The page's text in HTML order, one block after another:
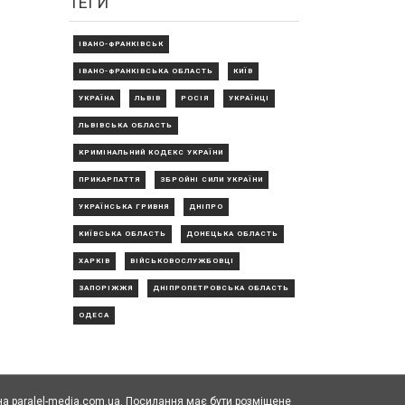
ІВАНО-ФРАНКІВСЬК
ІВАНО-ФРАНКІВСЬКА ОБЛАСТЬ КИЇВ
УКРАЇНА ЛЬВІВ РОСІЯ УКРАЇНЦІ
ЛЬВІВСЬКА ОБЛАСТЬ
КРИМІНАЛЬНИЙ КОДЕКС УКРАЇНИ
ПРИКАРПАТТЯ ЗБРОЙНІ СИЛИ УКРАЇНИ
УКРАЇНСЬКА ГРИВНЯ ДНІПРО
КИЇВСЬКА ОБЛАСТЬ ДОНЕЦЬКА ОБЛАСТЬ
ХАРКІВ ВІЙСЬКОВОСЛУЖБОВЦІ
ЗАПОРІЖЖЯ ДНІПРОПЕТРОВСЬКА ОБЛАСТЬ
ОДЕСА
paralel-media.com.ua. Посилання має бути розміщене